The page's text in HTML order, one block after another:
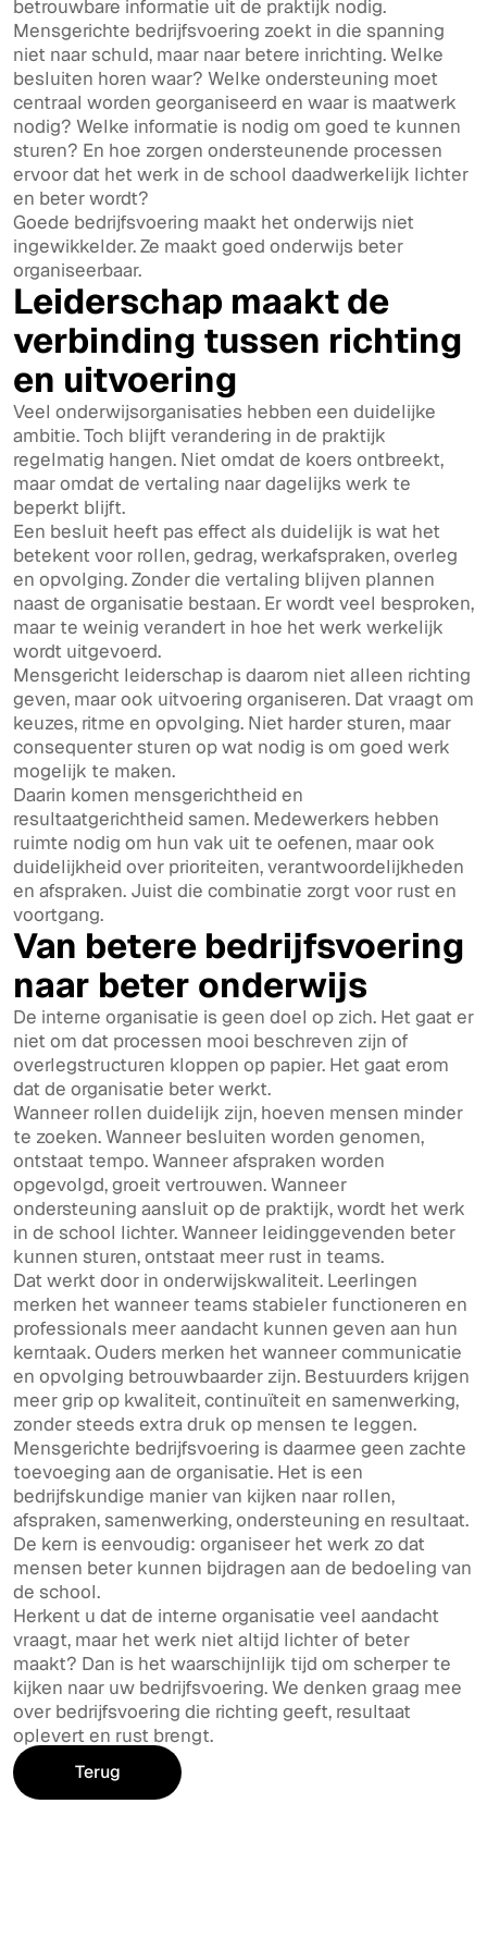
betrouwbare informatie uit de praktijk nodig.
Mensgerichte bedrijfsvoering zoekt in die spanning
niet naar schuld, maar naar betere inrichting. Welke
besluiten horen waar? Welke ondersteuning moet
centraal worden georganiseerd en waar is maatwerk
nodig? Welke informatie is nodig om goed te kunnen
sturen? En hoe zorgen ondersteunende processen
ervoor dat het werk in de school daadwerkelijk lichter
en beter wordt?
Goede bedrijfsvoering maakt het onderwijs niet
ingewikkelder. Ze maakt goed onderwijs beter
organiseerbaar.
Leiderschap maakt de
verbinding tussen richting
en uitvoering
Veel onderwijsorganisaties hebben een duidelijke
ambitie. Toch blijft verandering in de praktijk
regelmatig hangen. Niet omdat de koers ontbreekt,
maar omdat de vertaling naar dagelijks werk te
beperkt blijft.
Een besluit heeft pas effect als duidelijk is wat het
betekent voor rollen, gedrag, werkafspraken, overleg
en opvolging. Zonder die vertaling blijven plannen
naast de organisatie bestaan. Er wordt veel besproken,
maar te weinig verandert in hoe het werk werkelijk
wordt uitgevoerd.
Mensgericht leiderschap is daarom niet alleen richting
geven, maar ook uitvoering organiseren. Dat vraagt om
keuzes, ritme en opvolging. Niet harder sturen, maar
consequenter sturen op wat nodig is om goed werk
mogelijk te maken.
Daarin komen mensgerichtheid en
resultaatgerichtheid samen. Medewerkers hebben
ruimte nodig om hun vak uit te oefenen, maar ook
duidelijkheid over prioriteiten, verantwoordelijkheden
en afspraken. Juist die combinatie zorgt voor rust en
voortgang.
Van betere bedrijfsvoering
naar beter onderwijs
De interne organisatie is geen doel op zich. Het gaat er
niet om dat processen mooi beschreven zijn of
overlegstructuren kloppen op papier. Het gaat erom
dat de organisatie beter werkt.
Wanneer rollen duidelijk zijn, hoeven mensen minder
te zoeken. Wanneer besluiten worden genomen,
ontstaat tempo. Wanneer afspraken worden
opgevolgd, groeit vertrouwen. Wanneer
ondersteuning aansluit op de praktijk, wordt het werk
in de school lichter. Wanneer leidinggevenden beter
kunnen sturen, ontstaat meer rust in teams.
Dat werkt door in onderwijskwaliteit. Leerlingen
merken het wanneer teams stabieler functioneren en
professionals meer aandacht kunnen geven aan hun
kerntaak. Ouders merken het wanneer communicatie
en opvolging betrouwbaarder zijn. Bestuurders krijgen
meer grip op kwaliteit, continuïteit en samenwerking,
zonder steeds extra druk op mensen te leggen.
Mensgerichte bedrijfsvoering is daarmee geen zachte
toevoeging aan de organisatie. Het is een
bedrijfskundige manier van kijken naar rollen,
afspraken, samenwerking, ondersteuning en resultaat.
De kern is eenvoudig: organiseer het werk zo dat
mensen beter kunnen bijdragen aan de bedoeling van
de school.
Herkent u dat de interne organisatie veel aandacht
vraagt, maar het werk niet altijd lichter of beter
maakt? Dan is het waarschijnlijk tijd om scherper te
kijken naar uw bedrijfsvoering. We denken graag mee
over bedrijfsvoering die richting geeft, resultaat
oplevert en rust brengt.
Terug
naar Inspiratie